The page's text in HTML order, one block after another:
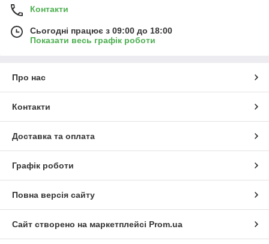
Контакти
Сьогодні працює з 09:00 до 18:00
Показати весь графік роботи
Про нас
Контакти
Доставка та оплата
Графік роботи
Повна версія сайту
Сайт створено на маркетплейсі Prom.ua